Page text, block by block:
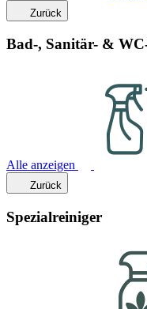
Zurück
Bad-, Sanitär- &
Alle anzeigen
Zurück
Spezialreiniger